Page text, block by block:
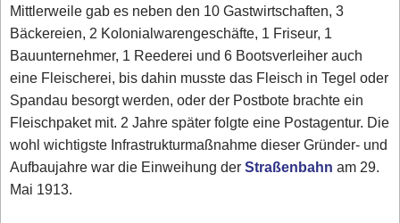
Mittlerweile gab es neben den 10 Gastwirtschaften, 3
Bäckereien, 2 Kolonialwarengeschäfte, 1 Friseur, 1
Bauunternehmer, 1 Reederei und 6 Bootsverleiher auch
eine Fleischerei, bis dahin musste das Fleisch in Tegel oder
Spandau besorgt werden, oder der Postbote brachte ein
Fleischpaket mit. 2 Jahre später folgte eine Postagentur. Die
wohl wichtigste Infrastrukturmaßnahme dieser Gründer- und
Aufbaujahre war die Einweihung derStraßenbahn am 29.
Mai 1913.